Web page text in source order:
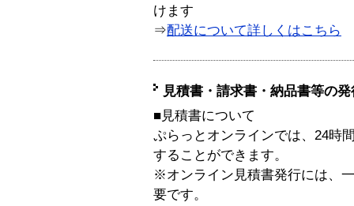
けます
⇒配送について詳しくはこちら
見積書・請求書・納品書等の
■見積書について
ぷらっとオンラインでは、24時
することができます。
※オンライン見積書発行には、
要です。